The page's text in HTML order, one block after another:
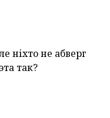
ніхто не абверг
так?